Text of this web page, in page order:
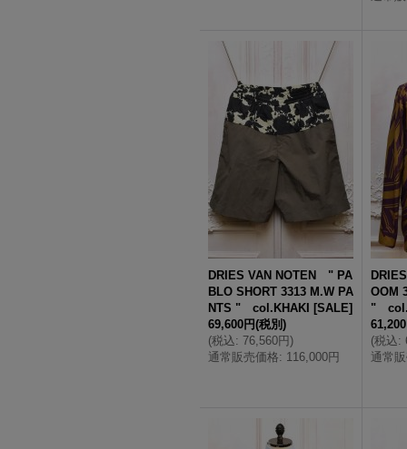
DRIES VAN NOTEN " PA
BLO SHORT 3313 M.W PA
NTS " col.KHAKI
[SALE]
69,600円(税別)
(税込: 76,560円)
通常販売価格: 116,000円
OOM
"
(税込:
通常